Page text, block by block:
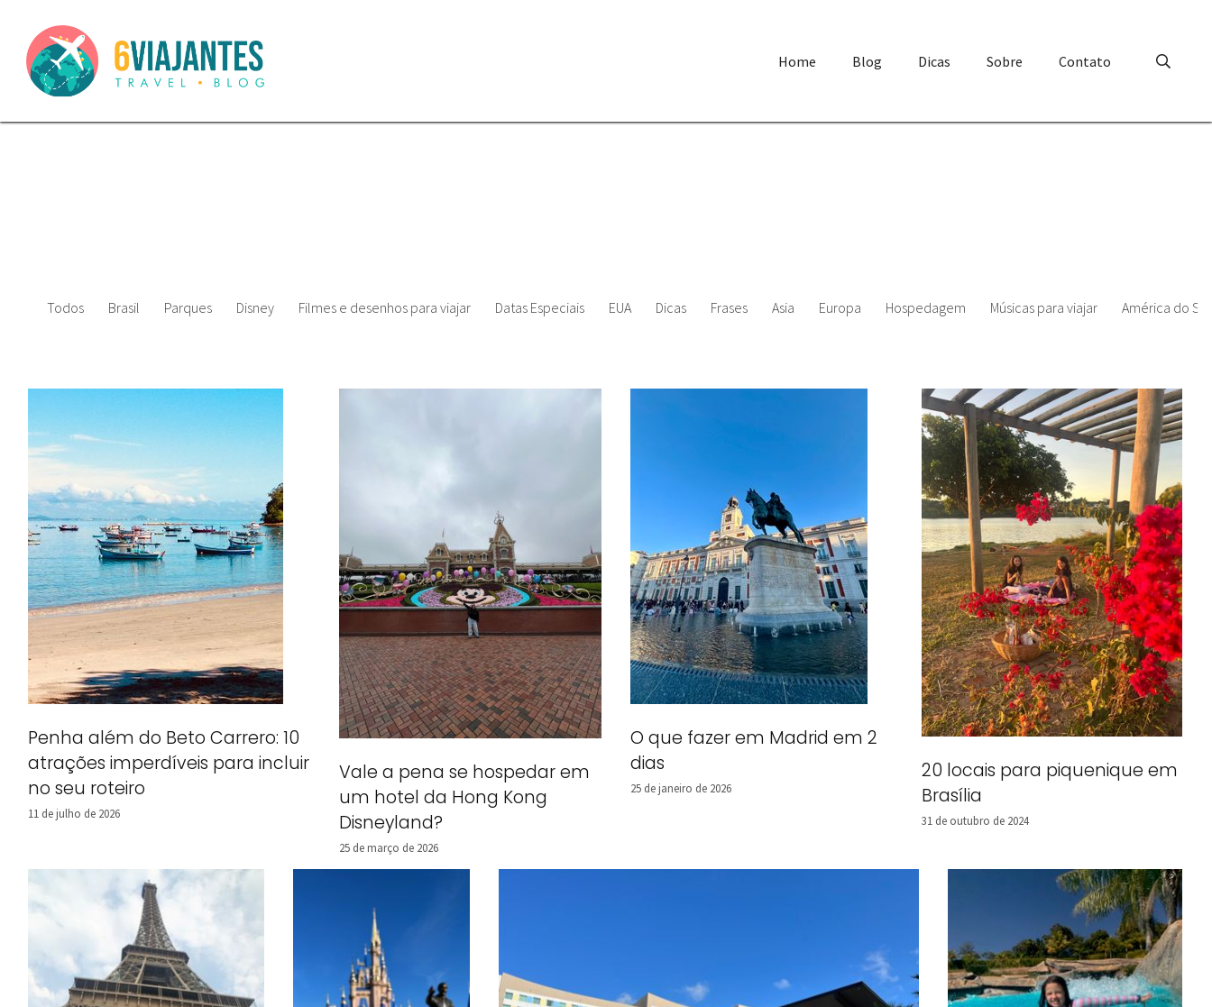
Home Blog Dicas Sobre Contato
Todos Brasil Parques Disney Filmes e desenhos para viajar Datas Especiais EUA Dicas Frases Asia Europa Hospedagem Músicas para viajar América do Sul
Penha além do Beto Carrero: 10
atrações imperdíveis para incluir
no seu roteiro
11 de julho de 2026
Vale a pena se hospedar em
um hotel da Hong Kong
Disneyland?
25 de março de 2026
O que fazer em Madrid em 2
dias
25 de janeiro de 2026
20 locais para piquenique em
Brasília
31 de outubro de 2024